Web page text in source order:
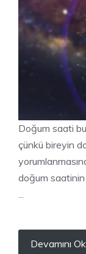
Doğum saati
çünkü bireyin
doğum saatinin
...
Devamını